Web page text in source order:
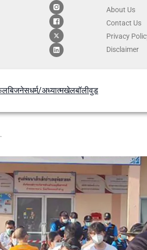
About Us
Contact Us
Privacy
Disclaimer
बिजनेसधर्म/अध्यात्मखेलबॉलीवुड
गिरफ्तार